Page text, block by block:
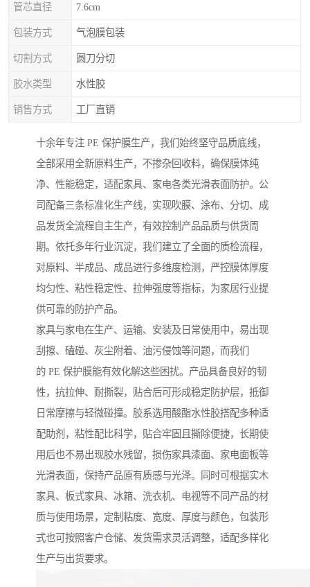
管芯直径 7.6cm
包装方式 气泡膜包装
切割方式 圆刀分切
胶水类型 水性胶
销售方式 工厂直销
十余年专注 PE 保护膜生产，我们始终坚守品质底线，
全部采用全新原料生产，不掺杂回收料，确保膜体纯
净、性能稳定，适配家具、家电各类光滑表面防护。公
司配备三条标准化生产线，实现吹膜、涂布、分切、成
品发货全流程自主生产，有效控制产品品质与供货周
期。依托多年行业沉淀，我们建立了全面的质检流程，
对原料、半成品、成品进行多维度检测，严控膜体厚度
均匀性、粘性稳定性、拉伸强度等指标，为家居行业提
供可靠的防护产品。
家具与家电在生产、运输、安装及日常使用中，易出现
刮擦、磕碰、灰尘附着、油污侵蚀等问题，而我们
的 PE 保护膜能有效化解这些困扰。产品具备良好的韧
性，抗拉伸、耐撕裂，贴合后可形成稳定防护层，抵御
日常摩擦与轻微碰撞。胶系选用酸酯水性胶搭配多种适
配助剂，粘性配比科学，贴合牢固且撕除便捷，长期使
用后也不易出现胶水残留，损伤家具漆面、家电面板等
光滑表面，保持产品原有质感与光泽。同时可根据实木
家具、板式家具、冰箱、洗衣机、电视等不同产品的材
质与使用场景，定制粘度、宽度、厚度与颜色，包装形
式也可按照客户仓储、发货需求灵活调整，适配多样化
生产与出货要求。